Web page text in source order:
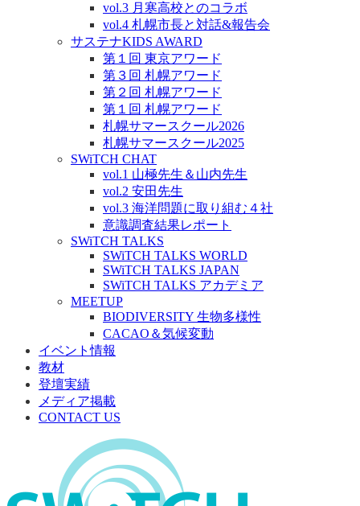
vol.3 月寒高校とのコラボ
vol.4 札幌市長と対話&報告会
サステナKIDS AWARD
第１回 東京アワード
第３回 札幌アワード
第２回 札幌アワード
第１回 札幌アワード
札幌サマースクール2026
札幌サマースクール2025
SWiTCH CHAT
vol.1 山極先生＆山内先生
vol.2 安田先生
vol.3 海洋問題に取り組む４社
意識調査結果レポート
SWiTCH TALKS
SWiTCH TALKS WORLD
SWiTCH TALKS JAPAN
SWiTCH TALKS アカデミア
MEETUP
BIODIVERSITY 生物多様性
CACAO＆気候変動
イベント情報
教材
登壇実績
メディア掲載
CONTACT US